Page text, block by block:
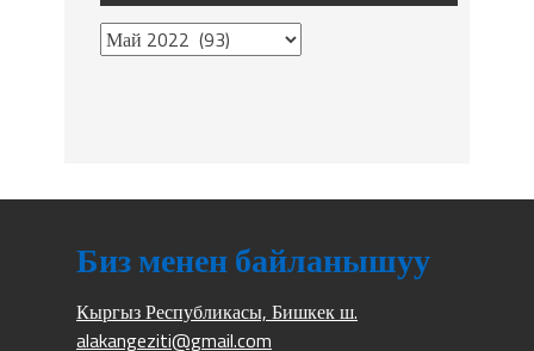
Биз менен байланышуу
Кыргыз Республикасы, Бишкек ш.
alakangeziti@gmail.com